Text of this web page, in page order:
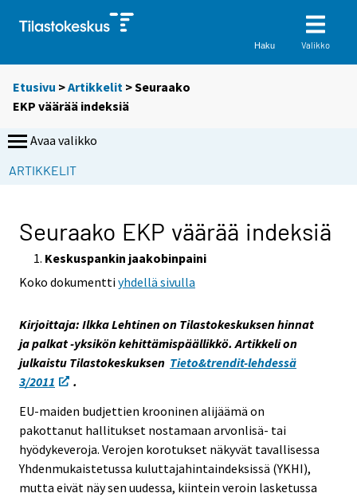
Haku Valikko
Etusivu >Artikkelit > Seuraako
EKP väärää indeksiä
Avaa valikko
ARTIKKELIT
Seuraako EKP väärää indeksiä
Keskuspankin jaakobinpaini
Koko dokumenttiyhdellä sivulla
Kirjoittaja: Ilkka Lehtinen on Tilastokeskuksen hinnat
ja palkat -yksikön kehittämispäällikkö. Artikkeli on
julkaistu Tilastokeskuksen Tieto&trendit-lehdessä
3/2011
.
EU-maiden budjettien krooninen alijäämä on
pakottanut hallitukset nostamaan arvonlisä- tai
hyödykeveroja. Verojen korotukset näkyvät tavallisessa
Yhdenmukaistetussa kuluttajahintaindeksissä (YKHI),
mutta eivät näy sen uudessa, kiintein veroin lasketussa